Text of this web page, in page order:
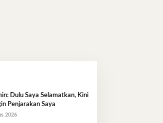
Dulu Saya Selamatkan, Kini
Penjarakan Saya
2026